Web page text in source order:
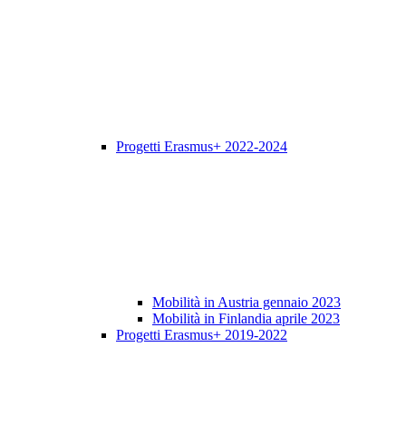
Progetti Erasmus+ 2022-2024
Mobilità in Austria gennaio 2023
Mobilità in Finlandia aprile 2023
Progetti Erasmus+ 2019-2022